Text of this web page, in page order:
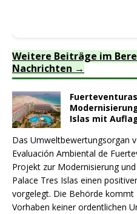
Weitere Beiträge im
Nachrichten
Islas mit
Das Umweltbewertungsorgan
Evaluación Ambiental de
Projekt zur Modernisierung
Palace Tres Islas einen
vorgelegt. Die Behörde kommt
Vorhaben keiner ordentlichen